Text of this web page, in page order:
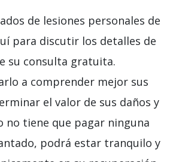
de lesiones personales de
para discutir los detalles de
su consulta gratuita.
a comprender mejor sus
el valor de sus daños y
no tiene que pagar ninguna
podrá estar tranquilo y